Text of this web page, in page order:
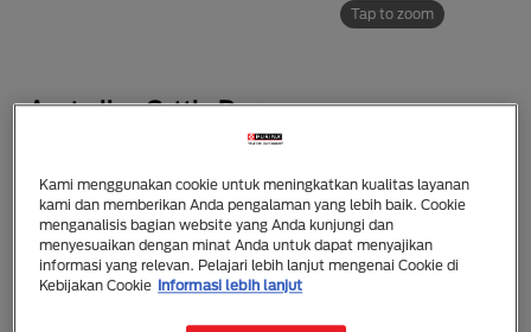
Tap to zoom
Australian Cattle Dog
memiliki tinggi 46-51cm (jantan) dan 43-48cm
(betina) saat dewasa dan beratnya antara 17 hingga
23kg. rambutnya berwarna biru; biru dan cokelat;
biru, hitam dan cokelat; berbintik-bintik biru; merah;
merah dan cokelat; atau berbintik merah. Untuk detail
selengkapnya, silakan lihat standar breed.
Kami menggunakan cookie untuk meningkatkan kualitas layanan
kami dan memberikan Anda pengalaman yang lebih baik. Cookie
menganalisis bagian website yang Anda kunjungi dan
menyesuaikan dengan minat Anda untuk dapat menyajikan
informasi yang relevan. Pelajari lebih lanjut mengenai Cookie di
Kebijakan Cookie
Informasi lebih lanjut